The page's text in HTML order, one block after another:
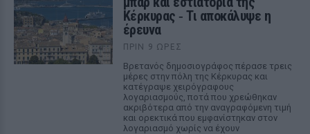
Κέρκυρας ‑ Τι αποκάλυψε η
έρευνα
ΠΡΙΝ 9 ΏΡΕΣ
Βρετανός δημοσιογράφος πέρασε τρεις
μέρες στην πόλη της Κέρκυρας και
κατέγραψε χειρόγραφους
λογαριασμούς, ποτά που χρεώθηκαν
ακριβότερα από την αναγραφόμενη τιμή
και ορεκτικά που εμφανίστηκαν στον
λογαριασμό χωρίς να έχουν